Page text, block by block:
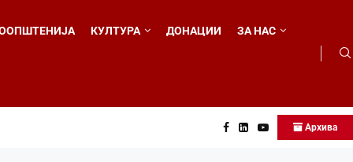
КУЛТУРА ДОНАЦИИ ЗА НАС
Архива